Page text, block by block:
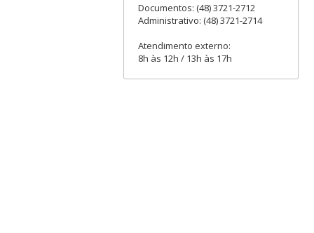
Documentos: (48) 3721-2712
Administrativo: (48) 3721-2714
Atendimento externo:
8h às 12h / 13h às 17h